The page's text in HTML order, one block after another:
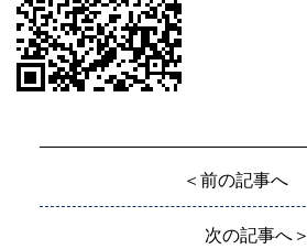
＜前の記事へ
次の記事へ＞